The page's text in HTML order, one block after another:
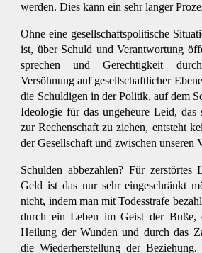
werden. Dies kann ein sehr langer
Ohne eine gesellschaftspolitische
ist, über Schuld und Verantwortung
sprechen und Gerechtigkeit
Versöhnung auf gesellschaftlicher
die Schuldigen in der Politik, auf dem
Ideologie für das ungeheure Leid, das
zur Rechenschaft zu ziehen, entsteht
der Gesellschaft und zwischen unseren
Schulden abbezahlen? Für zerstörtes
Geld ist das nur sehr eingeschränkt
nicht, indem man mit Todesstrafe
durch ein Leben im Geist der
Heilung der Wunden und durch das
die Wiederherstellung der